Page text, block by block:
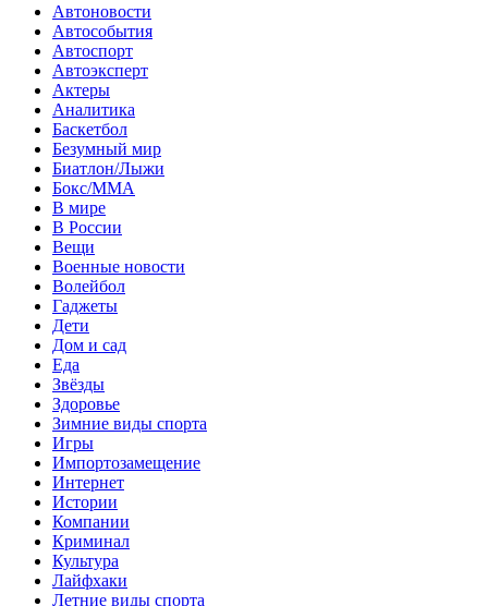
Автоновости
Автособытия
Автоспорт
Автоэксперт
Актеры
Аналитика
Баскетбол
Безумный мир
Биатлон/Лыжи
Бокс/MMA
В мире
В России
Вещи
Военные новости
Волейбол
Гаджеты
Дети
Дом и сад
Еда
Звёзды
Здоровье
Зимние виды спорта
Игры
Импортозамещение
Интернет
Истории
Компании
Криминал
Культура
Лайфхаки
Летние виды спорта